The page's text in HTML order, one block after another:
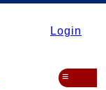
Login
≡